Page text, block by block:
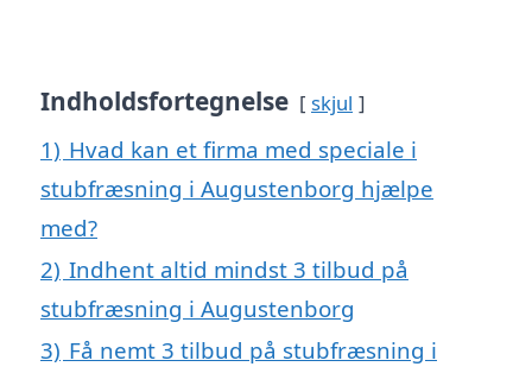
Indholdsfortegnelse skjul
1) Hvad kan et firma med speciale i
stubfræsning i Augustenborg hjælpe
med?
2) Indhent altid mindst 3 tilbud på
stubfræsning i Augustenborg
3) Få nemt 3 tilbud på stubfræsning i